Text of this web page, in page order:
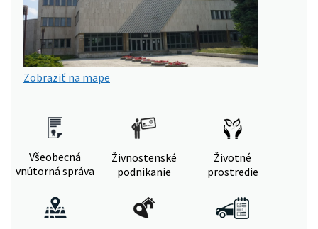
Zobraziť na mape
Všeobecná
vnútorná správa
Živnostenské
podnikanie
Životné
prostredie